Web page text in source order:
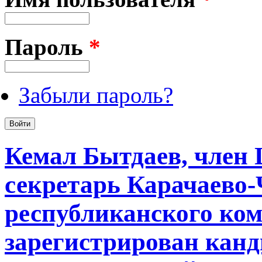
Пароль *
Забыли пароль?
Кемал Бытдаев,
секретарь
республиканского
зарегистрирован